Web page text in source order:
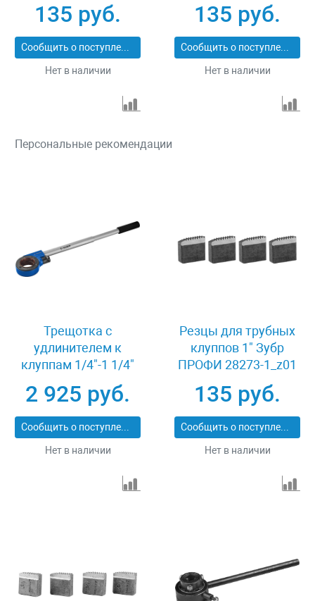
135 руб.
Сообщить о поступлении
Нет в наличии
135 руб.
Сообщить о поступлении
Нет в наличии
Персональные рекомендации
Трещотка с
удлинителем к
клуппам 1/4"-1 1/4"
Зубр ПРОФИ 28275-
1/4-5/4_z02
2 925 руб.
Сообщить о поступлении
Нет в наличии
Резцы для трубных
клуппов 1" Зубр
ПРОФИ 28273-1_z01
135 руб.
Сообщить о поступлении
Нет в наличии